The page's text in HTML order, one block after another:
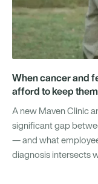
When cancer and
afford to keep
A new Maven Clinic
significant gap
— and what
diagnosis intersects